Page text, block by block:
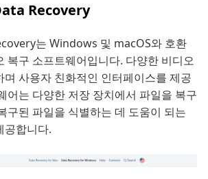
Recovery
는 Windows 및 macOS와 호환
복구 소프트웨어입니다. 다양한 비디오
며 사용자 친화적인 인터페이스를 제공
어는 다양한 저장 장치에서 파일을 복구
구된 파일을 식별하는 데 도움이 되는
공합니다.